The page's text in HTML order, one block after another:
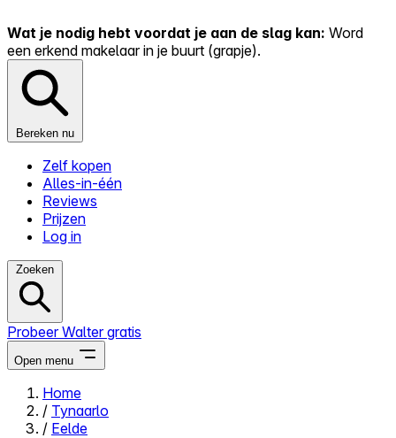
Wat je nodig hebt voordat je aan de slag kan: Word
een erkend makelaar in je buurt (grapje).
Bereken nu
Zelf kopen
Alles-in-één
Reviews
Prijzen
Log in
Zoeken
Probeer Walter gratis
Open menu
Close menu
Home
/ Tynaarlo
/ Eelde